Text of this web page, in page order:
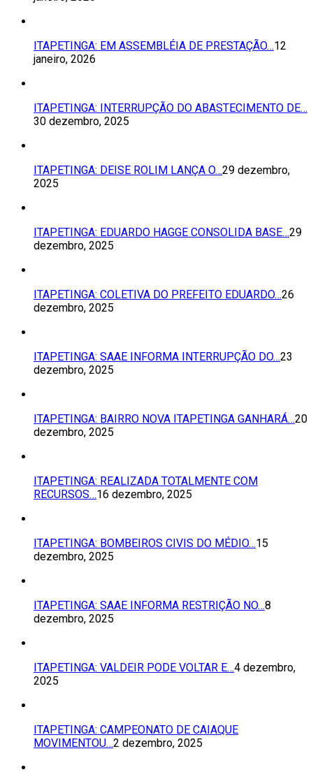
ITAPETINGA: EM ASSEMBLÉIA DE PRESTAÇÃO…12
janeiro, 2026
ITAPETINGA: INTERRUPÇÃO DO ABASTECIMENTO DE…
30 dezembro, 2025
ITAPETINGA: DEISE ROLIM LANÇA O…29 dezembro,
2025
ITAPETINGA: EDUARDO HAGGE CONSOLIDA BASE…29
dezembro, 2025
ITAPETINGA: COLETIVA DO PREFEITO EDUARDO…26
dezembro, 2025
ITAPETINGA: SAAE INFORMA INTERRUPÇÃO DO…23
dezembro, 2025
ITAPETINGA: BAIRRO NOVA ITAPETINGA GANHARÁ…20
dezembro, 2025
ITAPETINGA: REALIZADA TOTALMENTE COM
RECURSOS…16 dezembro, 2025
ITAPETINGA: BOMBEIROS CIVIS DO MÉDIO…15
dezembro, 2025
ITAPETINGA: SAAE INFORMA RESTRIÇÃO NO…8
dezembro, 2025
ITAPETINGA: VALDEIR PODE VOLTAR E…4 dezembro,
2025
ITAPETINGA: CAMPEONATO DE CAIAQUE
MOVIMENTOU…2 dezembro, 2025